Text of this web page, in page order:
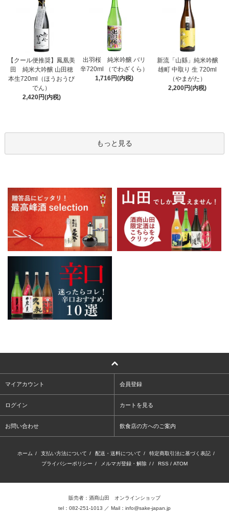
【クール便推奨】鳳凰美
田 純米大吟醸 山田穂
本生720ml（ほうおうび
でん）
2,420円(内税)
出羽桜 純米吟醸 バリ
辛720ml （でわざくら）
1,716円(内税)
新流「山縣」純米吟醸
雄町 中取り 生 720ml
（やまがた）
2,200円(内税)
もっと見る
マイアカウント 会員登録
ログイン カートを見る
お問い合わせ 飲食店の方へのご案内
ホーム / 支払い方法について / 配送・送料について / 特定商取引法に基づく表記 /
プライバシーポリシー / メルマガ登録・解除 / / RSS / ATOM
販売者：酒商山田 オンラインショップ
tel：082-251-1013 ／ Mail：info@sake-japan.jp